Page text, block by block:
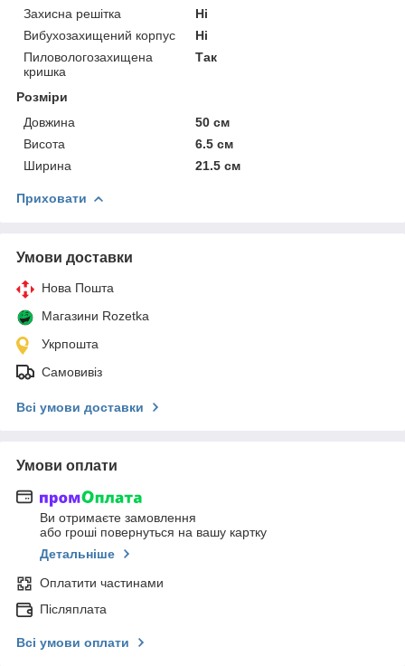
Захисна решітка
Ні
Вибухозахищений корпус
Ні
Пиловологозахищена
кришка
Так
Розміри
Довжина
50 см
Висота
6.5 см
Ширина
21.5 см
Приховати
Умови доставки
Нова Пошта
Магазини Rozetka
Укрпошта
Самовивіз
Всі умови доставки
Умови оплати
Ви отримаєте замовлення
або гроші повернуться на вашу картку
Детальніше
Оплатити частинами
Післяплата
Всі умови оплати